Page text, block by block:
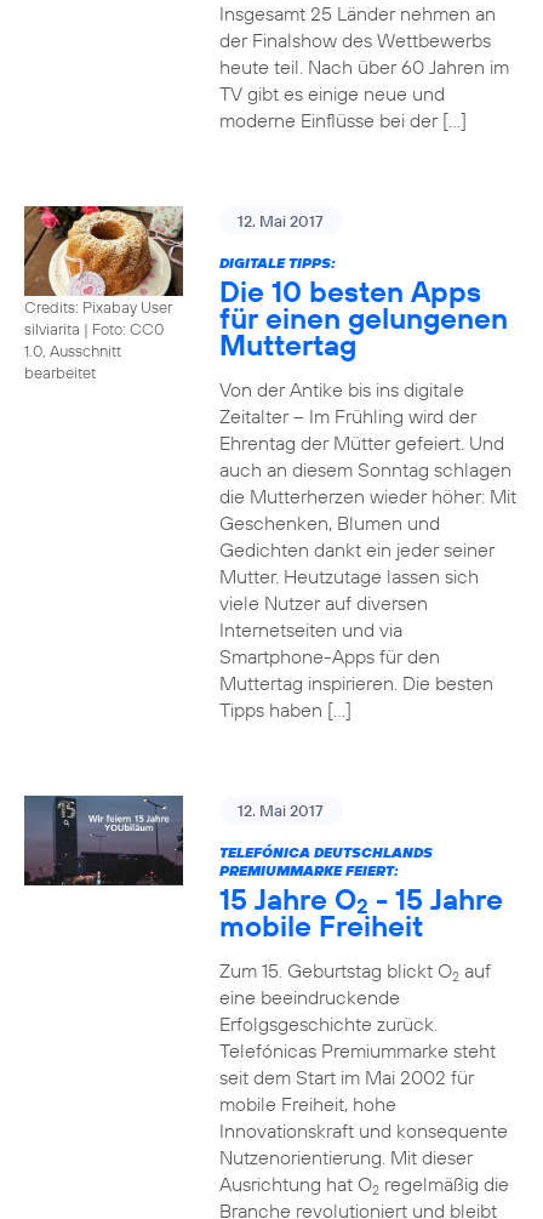
Insgesamt 25 Länder nehmen an
der Finalshow des Wettbewerbs
heute teil. Nach über 60 Jahren im
TV gibt es einige neue und
moderne Einflüsse bei der […]
Credits: Pixabay User
silviarita | Foto: CC0
1.0, Ausschnitt
bearbeitet
12. Mai 2017
DIGITALE TIPPS:
Die 10 besten Apps
für einen gelungenen
Muttertag
Von der Antike bis ins digitale
Zeitalter – Im Frühling wird der
Ehrentag der Mütter gefeiert. Und
auch an diesem Sonntag schlagen
die Mutterherzen wieder höher: Mit
Geschenken, Blumen und
Gedichten dankt ein jeder seiner
Mutter. Heutzutage lassen sich
viele Nutzer auf diversen
Internetseiten und via
Smartphone-Apps für den
Muttertag inspirieren. Die besten
Tipps haben […]
12. Mai 2017
TELEFÓNICA DEUTSCHLANDS
PREMIUMMARKE FEIERT:
15 Jahre O2 - 15 Jahre
mobile Freiheit
Zum 15. Geburtstag blickt O2auf
eine beeindruckende
Erfolgsgeschichte zurück.
Telefónicas Premiummarke steht
seit dem Start im Mai 2002 für
mobile Freiheit, hohe
Innovationskraft und konsequente
Nutzenorientierung. Mit dieser
Ausrichtung hat O2regelmäßig die
Branche revolutioniert und bleibt